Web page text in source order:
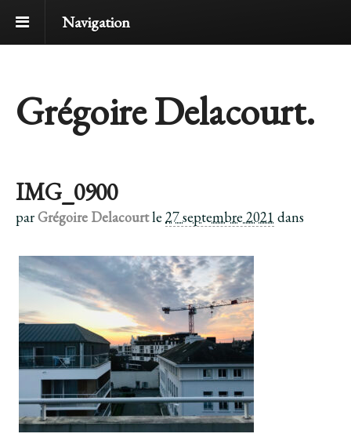
Navigation
Grégoire Delacourt.
IMG_0900
parGrégoire Delacourtle 27 septembre 2021 dans